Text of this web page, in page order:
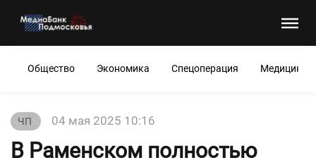
Общество Экономика Спецоперация Медицина
ЧП 04 мая 2025 10:16
В Раменском полностью